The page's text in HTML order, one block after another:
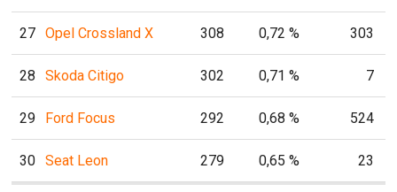
27 Opel Crossland X 308 0,72 % 303
28 Skoda Citigo 302 0,71 % 7
29 Ford Focus 292 0,68 % 524
30 Seat Leon 279 0,65 % 23